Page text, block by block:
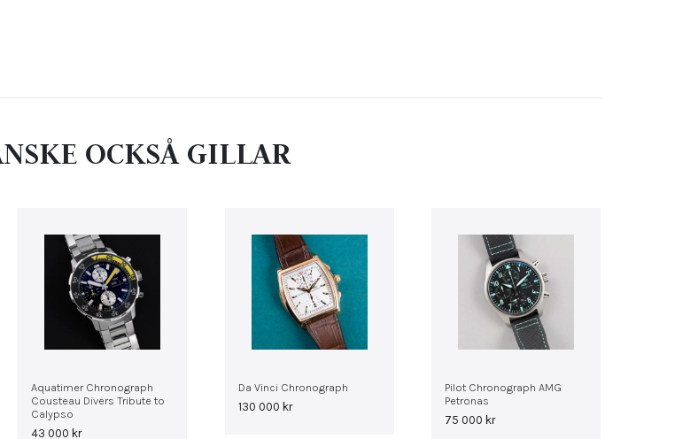
OCKSÅ GILLAR
Aquatimer Chronograph
Cousteau Divers Tribute to
Calypso
43 000 kr
Da Vinci Chronograph
130 000 kr
Pilot Chronograph AMG
Petronas
75 000 kr